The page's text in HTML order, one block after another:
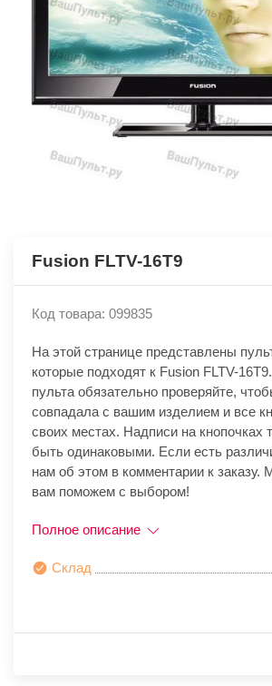
Fusion FLTV-16T9
Код товара: 099835
На этой странице представлены
которые подходят к Fusion FLTV-
пульта обязательно проверяйте,
совпадала с вашим изделием и все
своих местах. Надписи на кнопочках
быть одинаковыми. Если есть
нам об этом в комментарии к заказу.
вам поможем с выбором!
Полное описание
Склад